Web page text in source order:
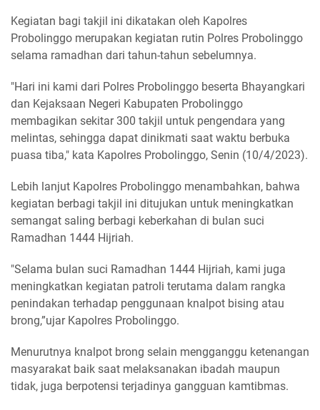
Kegiatan bagi takjil ini dikatakan oleh Kapolres
Probolinggo merupakan kegiatan rutin Polres Probolinggo
selama ramadhan dari tahun-tahun sebelumnya.
"Hari ini kami dari Polres Probolinggo beserta Bhayangkari
dan Kejaksaan Negeri Kabupaten Probolinggo
membagikan sekitar 300 takjil untuk pengendara yang
melintas, sehingga dapat dinikmati saat waktu berbuka
puasa tiba," kata Kapolres Probolinggo, Senin (10/4/2023).
Lebih lanjut Kapolres Probolinggo menambahkan, bahwa
kegiatan berbagi takjil ini ditujukan untuk meningkatkan
semangat saling berbagi keberkahan di bulan suci
Ramadhan 1444 Hijriah.
"Selama bulan suci Ramadhan 1444 Hijriah, kami juga
meningkatkan kegiatan patroli terutama dalam rangka
penindakan terhadap penggunaan knalpot bising atau
brong,”ujar Kapolres Probolinggo.
Menurutnya knalpot brong selain mengganggu ketenangan
masyarakat baik saat melaksanakan ibadah maupun
tidak, juga berpotensi terjadinya gangguan kamtibmas.